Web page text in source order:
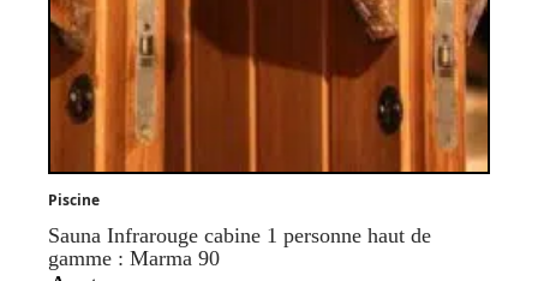
Piscine
Sauna Infrarouge cabine 1 personne haut de
gamme : Marma 90